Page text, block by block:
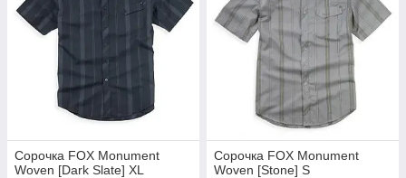
Сорочка FOX Monument
Woven [Dark Slate] XL
Сорочка FOX Monument
Woven [Stone] S